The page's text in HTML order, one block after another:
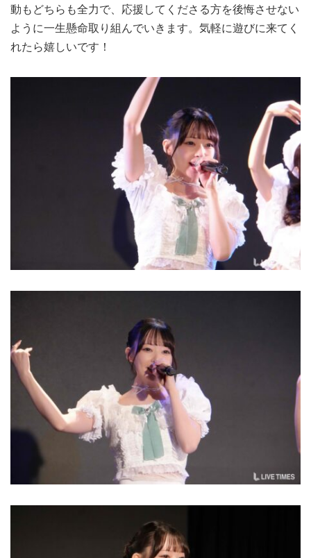
動もどちらも全力で、応援してくださる方を後悔させない
ように一生懸命取り組んでいきます。気軽に遊びに来てく
れたら嬉しいです！